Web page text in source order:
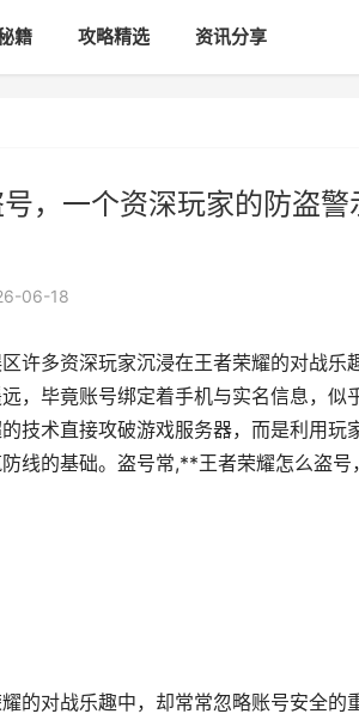
籍 攻略精选 资讯分享
，一个资深玩家的防盗
06-18
许多资深玩家沉浸在王者荣耀的对战
，毕竟账号绑定着手机与实名信息，
技术直接攻破游戏服务器，而是利用
线的基础。盗号常,**王者荣耀怎么盗
的对战乐趣中，却常常忽略账号安全